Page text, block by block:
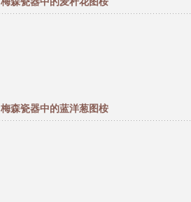
梅森瓷器中的蓝洋葱图桉